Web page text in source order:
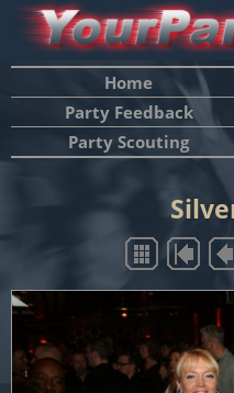
Home
Party Feedback
Party Scouting